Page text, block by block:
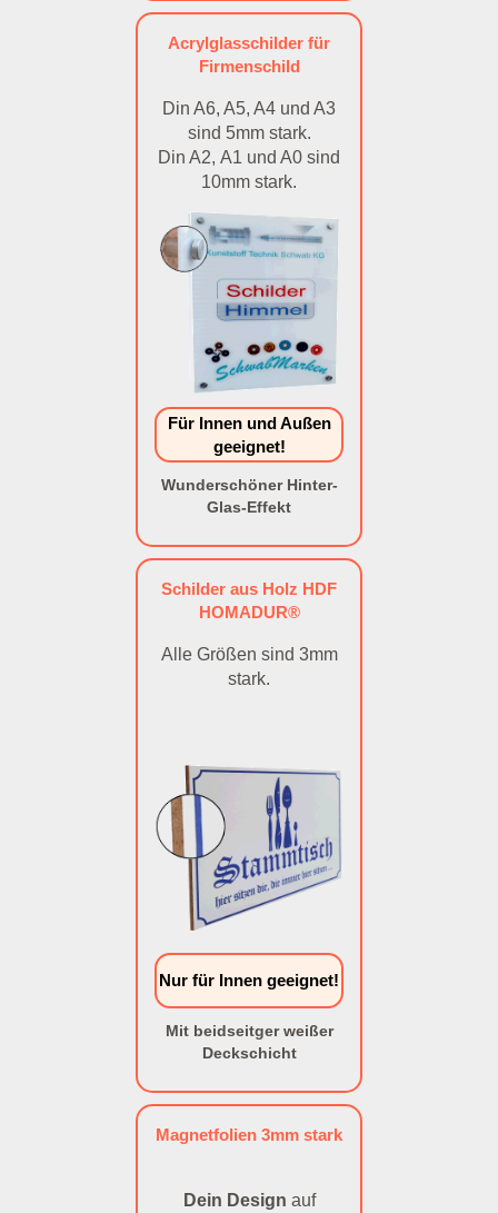
Acrylglasschilder für
Firmenschild
Din A6, A5, A4 und A3
sind 5mm stark.
Din A2, A1 und A0 sind
10mm stark.
Für Innen und Außen
geeignet!
Wunderschöner Hinter-
Glas-Effekt
Schilder aus Holz HDF
HOMADUR®
Alle Größen sind 3mm
stark.
Nur für Innen geeignet!
Mit beidseitger weißer
Deckschicht
Magnetfolien 3mm stark
Dein Design auf